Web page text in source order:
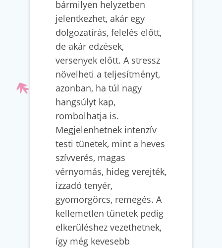
bármilyen helyzetben
jelentkezhet, akár egy
dolgozatírás, felelés előtt,
de akár edzések,
versenyek előtt. A stressz
növelheti a teljesítményt,
azonban, ha túl nagy
hangsúlyt kap,
rombolhatja is.
Megjelenhetnek intenzív
testi tünetek, mint a heves
szívverés, magas
vérnyomás, hideg verejték,
izzadó tenyér,
gyomorgörcs, remegés. A
kellemetlen tünetek pedig
elkerüléshez vezethetnek,
így még kevesebb